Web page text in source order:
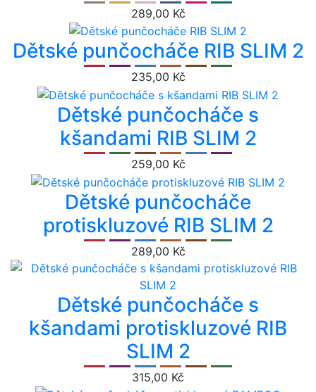
289,00 Kč
Dětské punčocháče RIB SLIM 2
235,00 Kč
Dětské punčocháče s
kšandami RIB SLIM 2
259,00 Kč
Dětské punčocháče
protiskluzové RIB SLIM 2
289,00 Kč
Dětské punčocháče s
kšandami protiskluzové RIB
SLIM 2
315,00 Kč